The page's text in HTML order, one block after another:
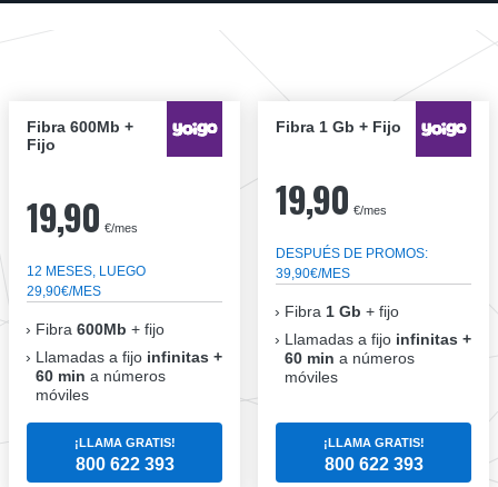
Fibra 600Mb +
Fijo
19,90 €/mes
12 MESES, LUEGO
29,90€/MES
Fibra 600Mb + fijo
Llamadas a fijo infinitas +
60 min a números
móviles
¡LLAMA GRATIS!
800 622 393
Fibra 1 Gb + Fijo
19,90 €/mes
DESPUÉS DE PROMOS:
39,90€/MES
Fibra 1 Gb + fijo
Llamadas a fijo infinitas +
60 min a números
móviles
¡LLAMA GRATIS!
800 622 393